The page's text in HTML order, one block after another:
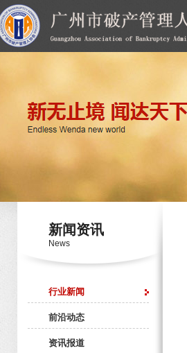
新闻资讯
News
行业新闻
前沿动态
资讯报道